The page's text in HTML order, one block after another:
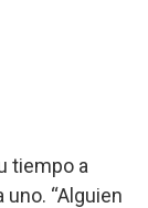
tiempo a
“Alguien